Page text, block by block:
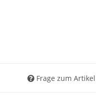
Frage zum Artikel